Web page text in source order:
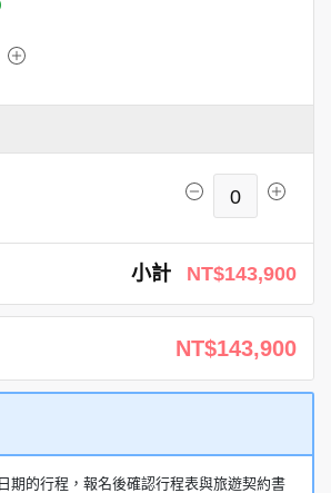
0
小計 NT$143,900
NT$143,900
期的行程，報名後確認行程表與旅遊契約書